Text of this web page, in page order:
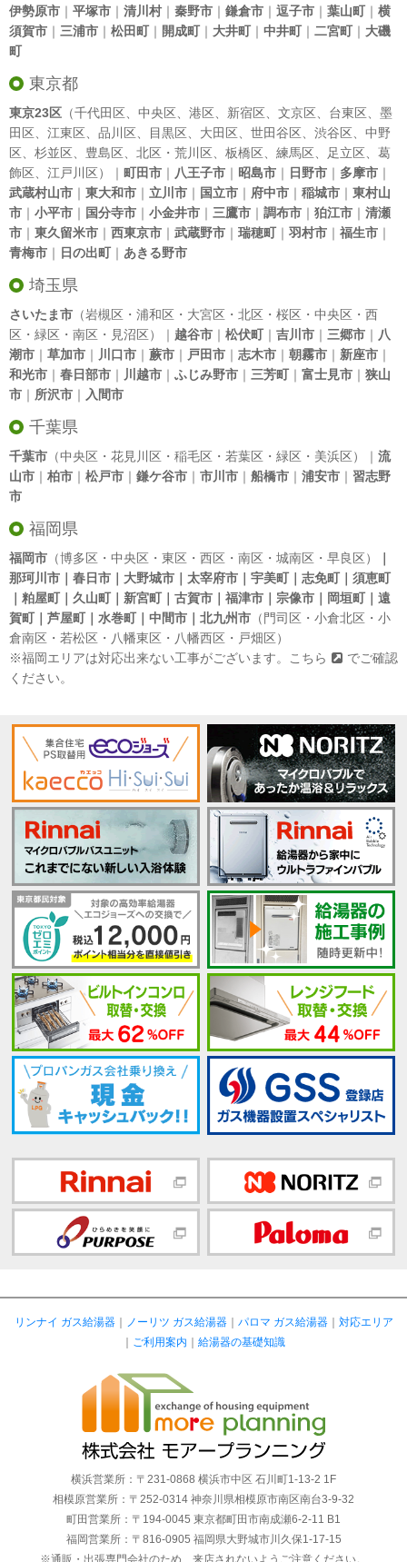
伊勢原市 ｜ 平塚市 ｜ 清川村｜ 秦野市 ｜ 鎌倉市 ｜ 逗子市 ｜ 葉山町｜ 横
須賀市 ｜ 三浦市 ｜ 松田町｜ 開成町｜ 大井町｜ 中井町｜ 二宮町｜ 大磯
町
東京都
東京23区 （千代田区 中央区 港区 新宿区 文京区 台東区
墨
田区
江東区 品川区 目黒区 大田区 世田谷区 渋谷区
中野
区
杉並区 豊島区 北区 ・ 荒川区 板橋区 練馬区 足立区
葛
飾区
江戸川区）｜ 町田市 ｜ 八王子市 ｜ 昭島市 ｜ 日野市 ｜ 多摩市 ｜
武蔵村山市 ｜ 東大和市 ｜ 立川市 ｜ 国立市 ｜ 府中市 ｜ 稲城市 ｜ 東村山
市 ｜ 小平市 ｜ 国分寺市 ｜ 小金井市 ｜ 三鷹市 ｜ 調布市 ｜ 狛江市 ｜ 清瀬
市 ｜ 東久留米市 ｜ 西東京市 ｜ 武蔵野市 ｜ 瑞穂町｜ 羽村市 ｜ 福生市 ｜
青梅市 ｜ 日の出町｜ あきる野市
埼玉県
さいたま市 （岩槻区・浦和区・大宮区・北区・桜区・中央区・西
区・緑区・南区・見沼区）｜ 越谷市 ｜ 松伏町｜ 吉川市 ｜ 三郷市 ｜ 八
潮市 ｜ 草加市 ｜ 川口市 ｜ 蕨市 ｜ 戸田市 ｜ 志木市 ｜ 朝霧市 ｜ 新座市 ｜
和光市 ｜ 春日部市 ｜ 川越市 ｜ ふじみ野市 ｜ 三芳町｜ 富士見市 ｜ 狭山
市 ｜ 所沢市 ｜ 入間市
千葉県
千葉市 （中央区・花見川区・稲毛区・若葉区・緑区・美浜区）｜ 流
山市 ｜ 柏市 ｜ 松戸市 ｜ 鎌ケ谷市 ｜ 市川市 ｜ 船橋市 ｜ 浦安市 ｜ 習志野
市
福岡県
福岡市 （博多区・中央区・東区・西区・南区・城南区・早良区）
那珂川市｜春日市｜大野城市｜太宰府市｜宇美町｜志免町｜須恵町
｜粕屋町｜久山町｜新宮町｜古賀市｜福津市｜宗像市｜岡垣町｜遠
賀町｜芦屋町｜水巻町｜中間市｜北九州市 （門司区・小倉北区・小
倉南区・若松区・八幡東区・八幡西区・戸畑区）
※福岡エリアは対応出来ない工事がございます。
こちら
でご確認
ください。
リンナイ ガス給湯器｜ ノーリツ ガス給湯器｜ パロマ ガス給湯器｜ 対応エリア
｜ ご利用案内 ｜ 給湯器の基礎知識
横浜営業所：〒231-0868 横浜市中区 石川町1-13-2 1F
相模原営業所：〒252-0314 神奈川県相模原市南区南台3-9-32
町田営業所：〒194-0045 東京都町田市南成瀬6-2-11 B1
福岡営業所：〒816-0905 福岡県大野城市川久保1-17-15
※通販・出張専門会社のため、来店されないようご注意ください。